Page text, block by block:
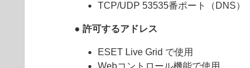
TCP/UDP 53535番ポート（DNS）
● 許可するアドレス
ESET Live Grid で使用
Webコントロール機能で使用